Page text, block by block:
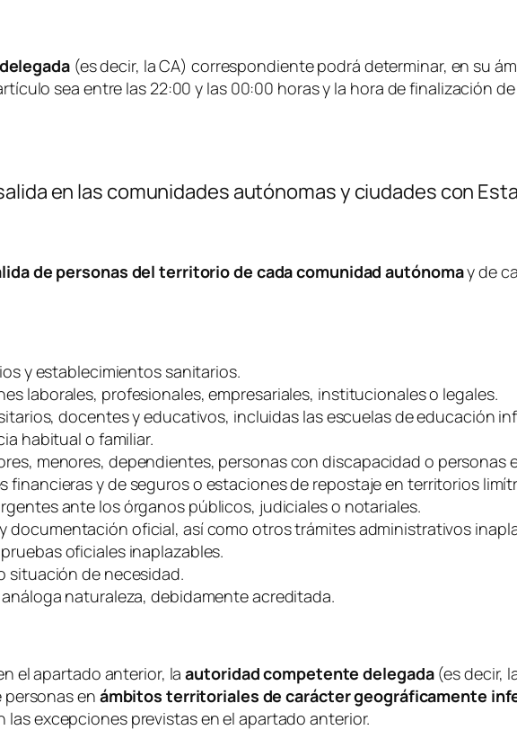
(es decir, la CA) correspondiente podrá determinar, en su
sea entre las 22:00 y las 00:00 horas y la hora de finalización
en las comunidades autónomas y ciudades con
de personas del territorio de cada comunidad autónomay de
y establecimientos sanitarios.
laborales, profesionales, empresariales, institucionales o legales.
docentes y educativos, incluidas las escuelas de educación
habitual o familiar.
menores, dependientes, personas con discapacidad o personas
financieras y de seguros o estaciones de repostaje en territorios
ante los órganos públicos, judiciales o notariales.
documentación oficial, así como otros trámites administrativos
oficiales inaplazables.
situación de necesidad.
naturaleza, debidamente acreditada.
el apartado anterior, laautoridad competente delegada(es decir,
personas en ámbitos territoriales de carácter geográficamente
excepciones previstas en el apartado anterior.